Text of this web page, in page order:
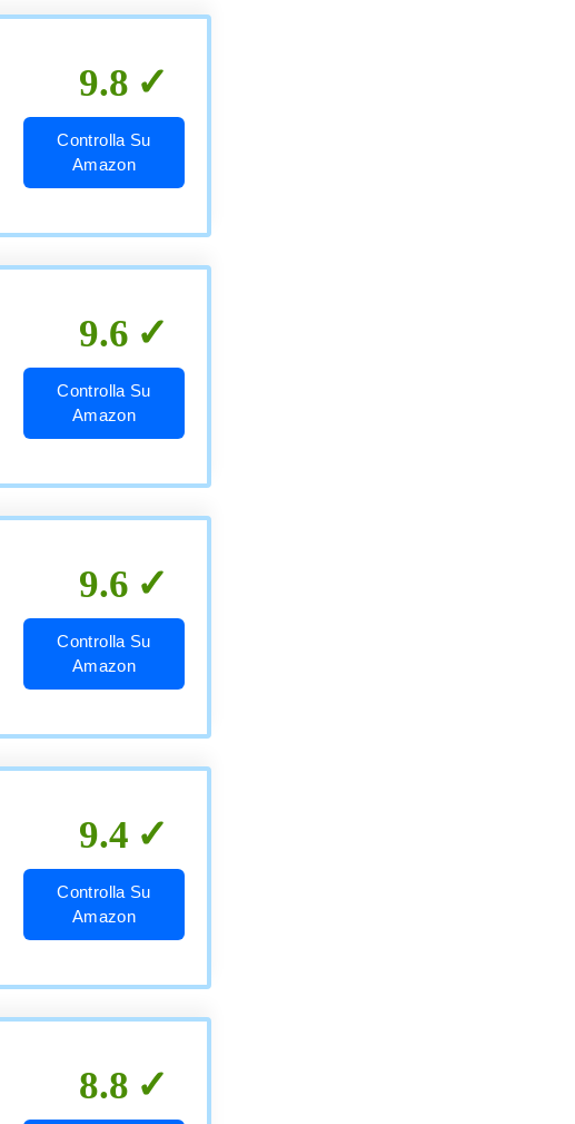
9.8
Controlla Su
Amazon
9.6
Controlla Su
Amazon
9.6
Controlla Su
Amazon
9.4
Controlla Su
Amazon
8.8